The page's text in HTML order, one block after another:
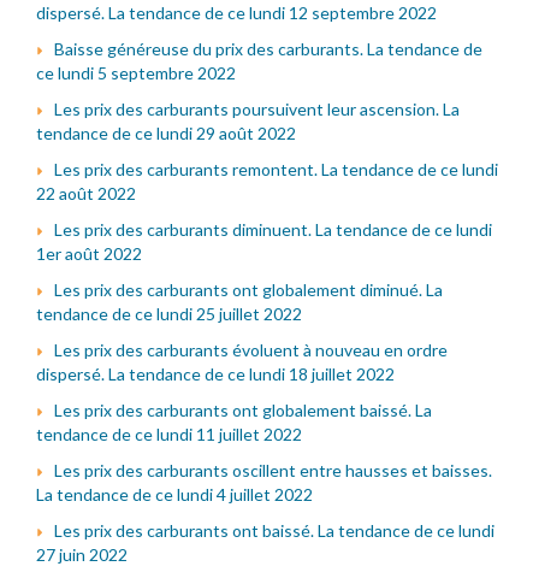
dispersé. La tendance de ce lundi 12 septembre 2022
Baisse généreuse du prix des carburants. La tendance de
ce lundi 5 septembre 2022
Les prix des carburants poursuivent leur ascension. La
tendance de ce lundi 29 août 2022
Les prix des carburants remontent. La tendance de ce lundi
22 août 2022
Les prix des carburants diminuent. La tendance de ce lundi
1er août 2022
Les prix des carburants ont globalement diminué. La
tendance de ce lundi 25 juillet 2022
Les prix des carburants évoluent à nouveau en ordre
dispersé. La tendance de ce lundi 18 juillet 2022
Les prix des carburants ont globalement baissé. La
tendance de ce lundi 11 juillet 2022
Les prix des carburants oscillent entre hausses et baisses.
La tendance de ce lundi 4 juillet 2022
Les prix des carburants ont baissé. La tendance de ce lundi
27 juin 2022